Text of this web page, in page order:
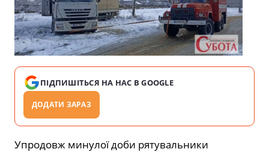
ПІДПИШІТЬСЯ НА НАС В GOOGLE
ДОДАТИ ЗАРАЗ
Упродовж минулої доби рятувальники